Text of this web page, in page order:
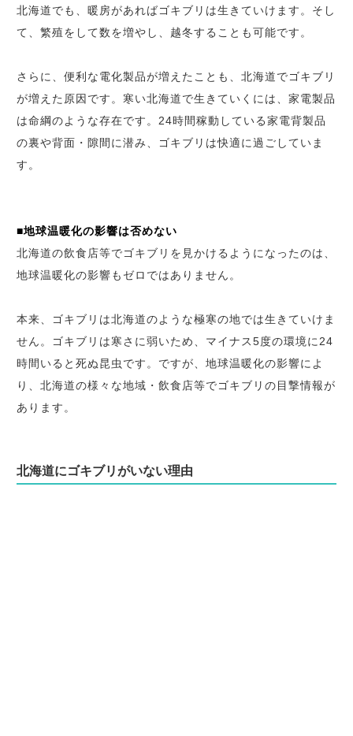
北海道でも、暖房があればゴキブリは生きていけます。そし
て、繁殖をして数を増やし、越冬することも可能です。
さらに、便利な電化製品が増えたことも、北海道でゴキブリ
が増えた原因です。寒い北海道で生きていくには、家電製品
は命綱のような存在です。24時間稼動している家電背製品
の裏や背面・隙間に潜み、ゴキブリは快適に過ごしていま
す。
■地球温暖化の影響は否めない
北海道の飲食店等でゴキブリを見かけるようになったのは、
地球温暖化の影響もゼロではありません。
本来、ゴキブリは北海道のような極寒の地では生きていけま
せん。ゴキブリは寒さに弱いため、マイナス5度の環境に24
時間いると死ぬ昆虫です。ですが、地球温暖化の影響によ
り、北海道の様々な地域・飲食店等でゴキブリの目撃情報が
あります。
北海道にゴキブリがいない理由